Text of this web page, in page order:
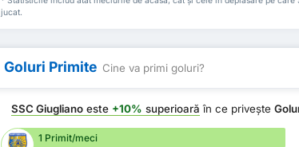
jucat.
Goluri Primite Cine va primi goluri?
SSC Giugliano este +10% superioară în ce privește
1 Primit/meci